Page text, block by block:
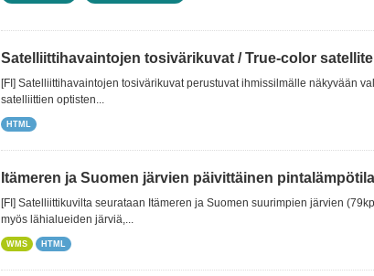
Satelliittihavaintojen tosivärikuvat / True-color
[FI] Satelliittihavaintojen tosivärikuvat perustuvat ihmissilmälle näkyvään
satelliittien optisten...
HTML
Itämeren ja Suomen järvien päivittäinen
[FI] Satelliittikuvilta seurataan Itämeren ja Suomen suurimpien järvien
myös lähialueiden järviä,...
WMS HTML